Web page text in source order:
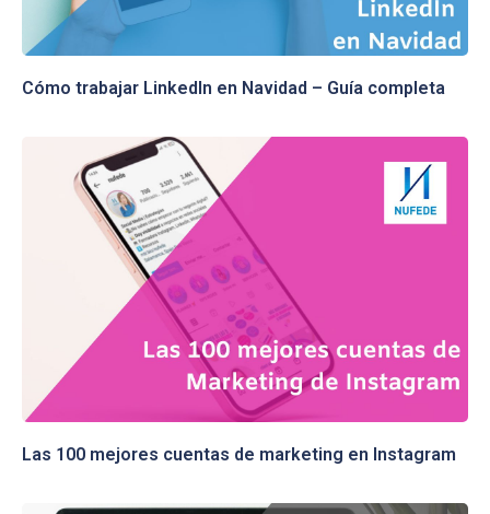
Cómo trabajar LinkedIn en Navidad – Guía completa
Las 100 mejores cuentas de marketing en Instagram